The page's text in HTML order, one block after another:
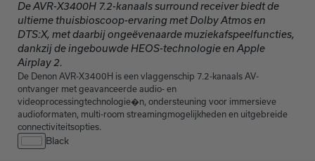
De AVR-X3400H 7.2-kanaals surround receiver biedt de
ultieme thuisbioscoop-ervaring met Dolby Atmos en
DTS:X, met daarbij ongeëvenaarde muziekafspeelfuncties,
dankzij de ingebouwde HEOS-technologie en Apple
Airplay 2.
De Denon AVR-X3400H is een vlaggenschip 7.2-kanaals AV-
ontvanger met geavanceerde audio- en
videoprocessingtechnologie�n, ondersteuning voor immersieve
audioformaten, multi-room streamingmogelijkheden en uitgebreide
connectiviteitsopties.
Black